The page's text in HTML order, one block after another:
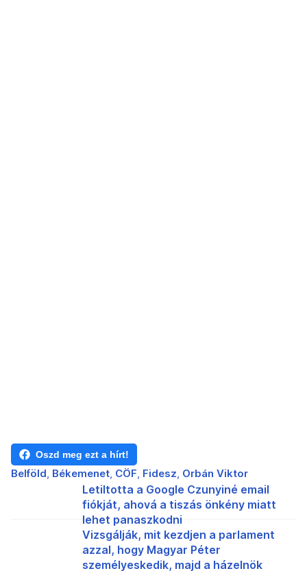
Oszd meg ezt a hírt!
Belföld Békemenet CÖF Fidesz Orbán Viktor
Letiltotta a Google Czunyiné email
fiókját, ahová a tiszás önkény miatt
lehet panaszkodni
Vizsgálják, mit kezdjen a parlament
azzal, hogy Magyar Péter
személyeskedik, majd a házelnök